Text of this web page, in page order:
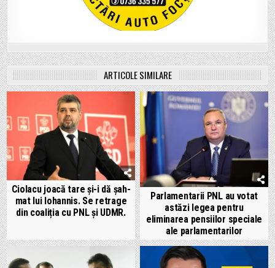
ARTICOLE SIMILARE
Ciolacu joacă tare și-i dă șah-
mat lui Iohannis. Se retrage
din coaliția cu PNL și UDMR.
Parlamentarii PNL au votat
astăzi legea pentru
eliminarea pensiilor speciale
ale parlamentarilor